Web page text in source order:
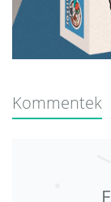
Kommentek